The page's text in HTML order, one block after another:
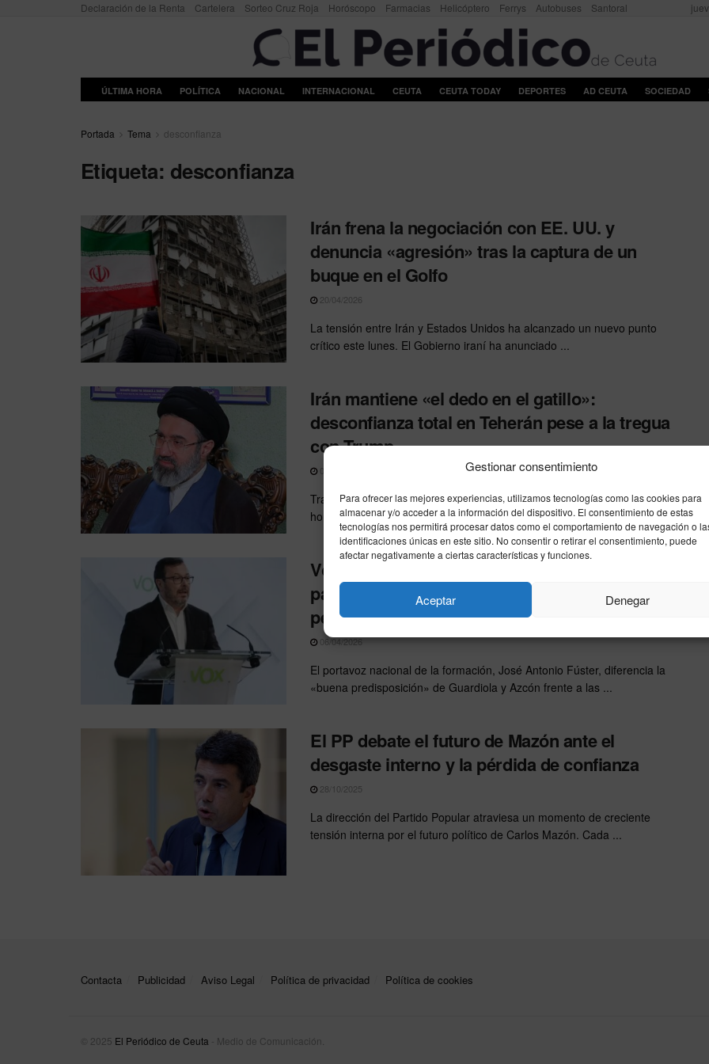
Gestionar consentimiento
Para ofrecer las mejores experiencias, utilizamos tecnologías como las cookies para
almacenar y/o acceder a la información del dispositivo. El consentimiento de estas
tecnologías nos permitirá procesar datos como el comportamiento de navegación o
identificaciones únicas en este sitio. No consentir o retirar el consentimiento, puede
afectar negativamente a ciertas características y funciones.
Aceptar Denegar
Declaración de la Renta Cartelera Sorteo Cruz Roja Horóscopo Farmacias Helicóptero Ferrys Autobuses Santoral
ÚLTIMA HORA POLÍTICA NACIONAL INTERNACIONAL CEUTA CEUTA TODAY DEPORTES AD CEUTA SOCIEDAD
Portada Tema desconfianza
Etiqueta: desconfianza
Irán frena la negociación con EE. UU. y
denuncia «agresión» tras la captura de un
buque en el Golfo
20/04/2026
La tensión entre Irán y Estados Unidos ha alcanzado un nuevo punto
crítico este lunes. El Gobierno iraní ha anunciado ...
Irán mantiene «el dedo en el gatillo»:
desconfianza total en Teherán pese a la tregua
con Trump
08/04/2026
Tras el anuncio de un alto el fuego in extremis que evitó, apenas una
hora antes de que expirara el ...
Vox califica de «titánico» su esfuerzo por
pactar con el PP en Extremadura y Aragón
pese a las «zancadillas» de Génova
06/04/2026
El portavoz nacional de la formación, José Antonio Fúster, diferencia la
«buena predisposición» de Guardiola y Azcón frente a las ...
El PP debate el futuro de Mazón ante el
desgaste interno y la pérdida de confianza
28/10/2025
La dirección del Partido Popular atraviesa un momento de creciente
tensión interna por el futuro político de Carlos Mazón. Cada ...
Contacta Publicidad Aviso Legal Política de privacidad Política de cookies
© 2025 El Periódico de Ceuta - Medio de Comunicación